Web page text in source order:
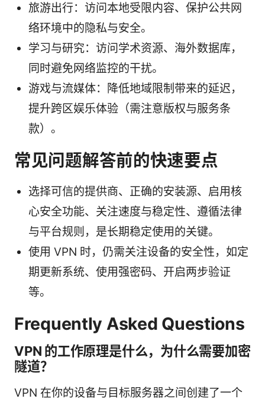
旅游出行：访问本地受限内容、保护公共网
络环境中的隐私与安全。
学习与研究：访问学术资源、海外数据库，
同时避免网络监控的干扰。
游戏与流媒体：降低地域限制带来的延迟，
提升跨区娱乐体验（需注意版权与服务条
款）。
常见问题解答前的快速要点
选择可信的提供商、正确的安装源、启用核
心安全功能、关注速度与稳定性、遵循法律
与平台规则，是长期稳定使用的关键。
使用 VPN 时，仍需关注设备的安全性，如定
期更新系统、使用强密码、开启两步验证
等。
Frequently Asked Questions
VPN 的工作原理是什么，为什么需要加密
隧道？
VPN 在你的设备与目标服务器之间创建了一个